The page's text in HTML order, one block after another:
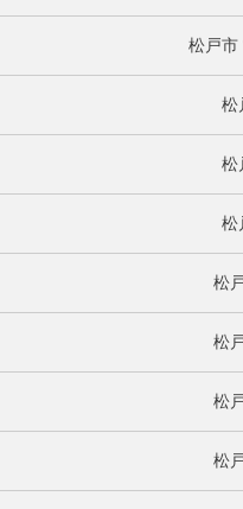
松戸市
松
松
松
松
松
松
松